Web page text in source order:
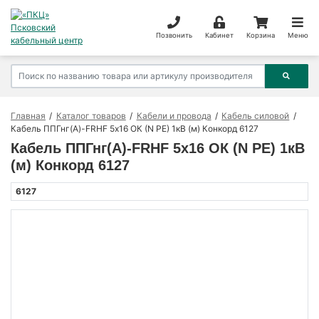
Позвонить Кабинет Корзина Меню
Главная Каталог товаров Кабели и провода
Кабель силовой
Кабель ППГнг(А)-FRHF 5х16 ОК (N PE) 1кВ (м) Конкорд 6127
Кабель ППГнг(А)-FRHF 5х16 ОК (N PE) 1кВ
(м) Конкорд 6127
6127